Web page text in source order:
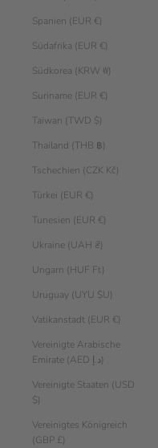
Spanien (EUR €)
Südafrika (EUR €)
Südkorea (KRW ₩)
Suriname (EUR €)
Taiwan (TWD $)
Thailand (THB ฿)
Tschechien (CZK Kč)
Türkei (EUR €)
Tunesien (EUR €)
Ukraine (UAH ₴)
Ungarn (HUF Ft)
Uruguay (UYU $U)
Vatikanstadt (EUR €)
Vereinigte Arabische
Emirate (AED د.إ)
Vereinigte Staaten (USD
$)
Vereinigtes Königreich
(GBP £)